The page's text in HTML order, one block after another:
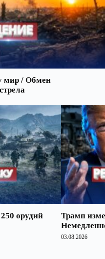
мир / Обмен
орудий
Трамп
03.08.2026